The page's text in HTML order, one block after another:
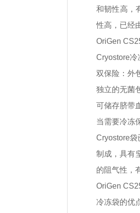
和韧性高，
性高，已经
OriGen
Cryostore冷
双保险：外
独立的无菌
可储存脐带
当需要冷冻
Cryostore
制成，具有
的阻气性，
OriGen
冷冻袋的优